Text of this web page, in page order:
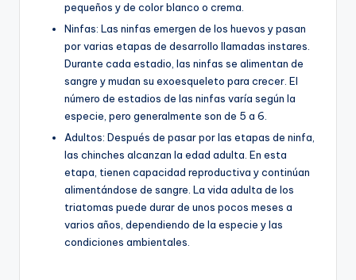
pequeños y de color blanco o crema.
Ninfas: Las ninfas emergen de los huevos y pasan
por varias etapas de desarrollo llamadas instares.
Durante cada estadio, las ninfas se alimentan de
sangre y mudan su exoesqueleto para crecer. El
número de estadios de las ninfas varía según la
especie, pero generalmente son de 5 a 6.
Adultos: Después de pasar por las etapas de ninfa,
las chinches alcanzan la edad adulta. En esta
etapa, tienen capacidad reproductiva y continúan
alimentándose de sangre. La vida adulta de los
triatomas puede durar de unos pocos meses a
varios años, dependiendo de la especie y las
condiciones ambientales.